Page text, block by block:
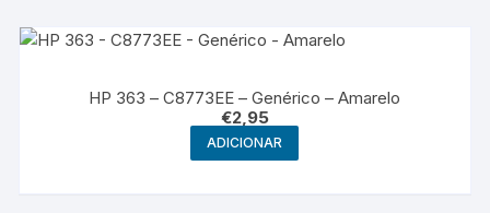
HP 363 – C8773EE – Genérico – Amarelo
€2,95
ADICIONAR